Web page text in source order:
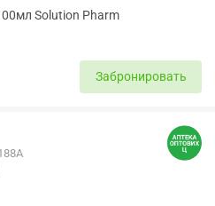
Solution Pharm
Забронировать